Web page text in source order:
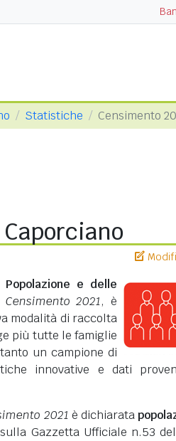
Statistiche Censimento
e delle
Censimento 2021, è
modalità di raccolta
più tutte le famiglie
un campione di
innovative e dati
2021 è dichiarata
Gazzetta Ufficiale n.53